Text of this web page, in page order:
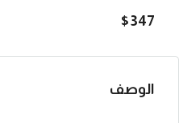
$347
الوصف